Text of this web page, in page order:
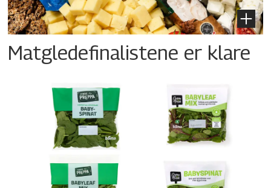
Matgledefinalistene er klare